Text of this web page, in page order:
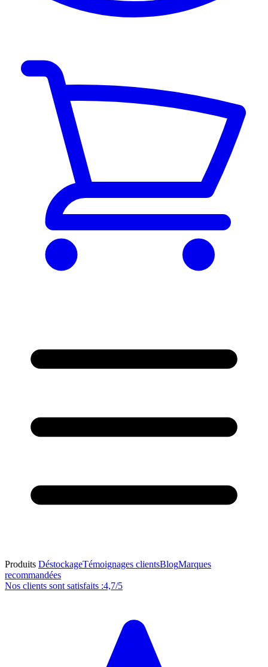
Produits DéstockageTémoignages clientsBlogMarques
recommandées
Nos clients sont satisfaits :4,7/5